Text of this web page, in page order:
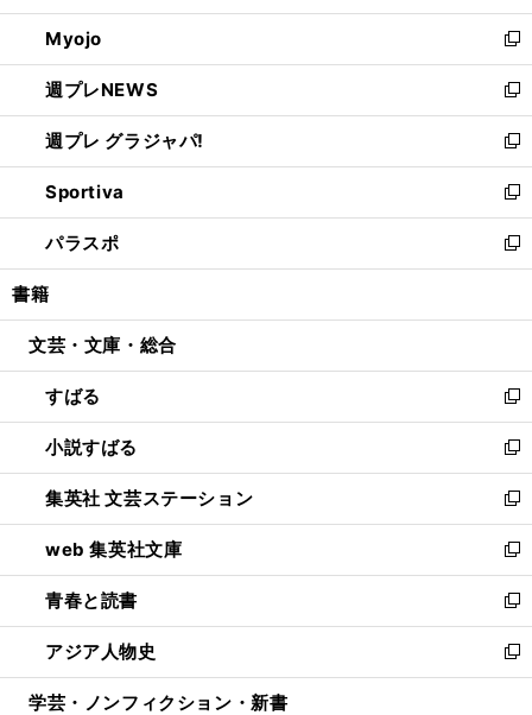
開
く
ウ
で
開
く
ン
ド
ウ
で
開
く
ウ
ィ
ン
ド
ウ
で
開
く
Myojo
新
し
い
ウ
ィ
ン
ド
ウ
で
開
週プレNEWS
新
し
い
ウ
ィ
ン
ド
ウ
開
週プレ グラジャパ!
新
し
い
ウ
ィ
ン
ウ
開
く
Sportiva
新
し
い
ウ
ン
ウ
で
開
く
パラスポ
新
し
ウ
ン
ド
ウ
で
開
く
書籍
文芸・文庫・総合
すばる
新
し
い
ウ
ィ
ン
ド
ウ
で
開
く
小説すばる
新
し
い
ウ
ィ
ン
ド
ウ
で
開
集英社 文芸ステーション
新
し
い
ウ
ィ
ン
ド
ウ
web 集英社文庫
新
し
い
ウ
ィ
ン
青春と読書
新
し
い
ウ
アジア人物史
新
し
学芸・ノンフィクション・新書